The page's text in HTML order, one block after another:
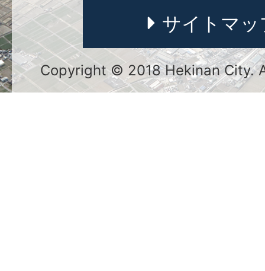
サイトマッ
Copyright © 2018 Hekinan City.